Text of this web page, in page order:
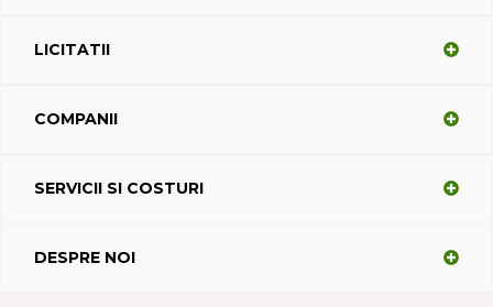
LICITATII
COMPANII
SERVICII SI COSTURI
DESPRE NOI